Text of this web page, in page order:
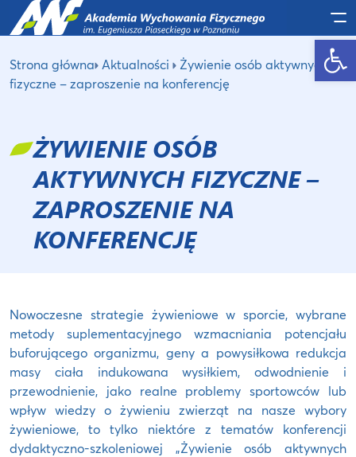
Otwórz pasek narzędzi
Strona główna Aktualności
Żywienie osób aktywnych
fizyczne – zaproszenie na konferencję
ŻYWIENIE OSÓB
AKTYWNYCH FIZYCZNE –
ZAPROSZENIE NA
KONFERENCJĘ
Nowoczesne strategie żywieniowe w sporcie, wybrane
metody suplementacyjnego wzmacniania potencjału
buforującego organizmu, geny a powysiłkowa redukcja
masy ciała indukowana wysiłkiem, odwodnienie i
przewodnienie, jako realne problemy sportowców lub
wpływ wiedzy o żywieniu zwierząt na nasze wybory
żywieniowe, to tylko niektóre z tematów konferencji
dydaktyczno-szkoleniowej „Żywienie osób aktywnych